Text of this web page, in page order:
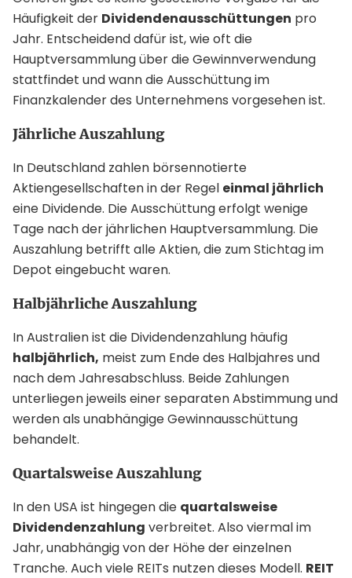
Häufigkeit der Dividendenausschüttungen pro
Jahr. Entscheidend dafür ist, wie oft die
Hauptversammlung über die Gewinnverwendung
stattfindet und wann die Ausschüttung im
Finanzkalender des Unternehmens vorgesehen ist.
Jährliche Auszahlung
In Deutschland zahlen börsennotierte
Aktiengesellschaften in der Regel einmal jährlich
eine Dividende. Die Ausschüttung erfolgt wenige
Tage nach der jährlichen Hauptversammlung. Die
Auszahlung betrifft alle Aktien, die zum Stichtag im
Depot eingebucht waren.
Halbjährliche Auszahlung
In Australien ist die Dividendenzahlung häufig
halbjährlich, meist zum Ende des Halbjahres und
nach dem Jahresabschluss. Beide Zahlungen
unterliegen jeweils einer separaten Abstimmung und
werden als unabhängige Gewinnausschüttung
behandelt.
Quartalsweise Auszahlung
In den USA ist hingegen die quartalsweise
Dividendenzahlung verbreitet. Also viermal im
Jahr, unabhängig von der Höhe der einzelnen
Tranche. Auch viele REITs nutzen dieses Modell. REIT